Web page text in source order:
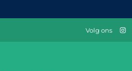
Volg ons